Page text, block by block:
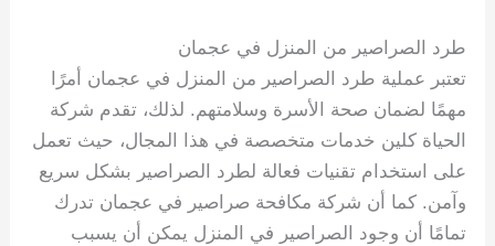
طرد الصراصير من المنزل في عجمان
تعتبر عملية طرد الصراصير من المنزل في عجمان أمرًا
مهمًا لضمان صحة الأسرة وسلامتهم. لذلك، تقدم شركة
الحياة كلين خدمات متخصصة في هذا المجال، حيث تعمل
على استخدام تقنيات فعالة لطرد الصراصير بشكل سريع
وآمن. كما أن شركة مكافحة صراصير في عجمان تدرك
تمامًا أن وجود الصراصير في المنزل يمكن أن يسبب